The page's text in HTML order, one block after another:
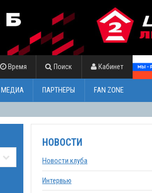
Время Поиск Кабинет
МЕДИА ПАРТНЕРЫ FAN ZONE
НОВОСТИ
Новости клуба
Интервью